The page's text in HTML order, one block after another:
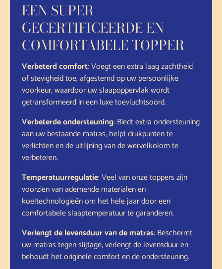
EEN SUPER
GECERTIFICEERDE EN
COMFORTABELE TOPPER
Verbeterd comfort: Voegt een extra laag zachtheid
of stevigheid toe, afgestemd op uw persoonlijke
voorkeur, waardoor uw slaapoppervlak wordt
getransformeerd in een luxe toevluchtsoord.
Verbeterde ondersteuning: Biedt extra ondersteuning
aan uw bestaande matras, helpt drukpunten te
verlichten en de uitlijning van de wervelkolom te
verbeteren.
Temperatuurregulatie: Veel van onze toppers zijn
voorzien van ademende materialen en
koeltechnologieën om het hele jaar door een
comfortabele slaaptemperatuur te garanderen.
Verlengt de levensduur van de matras: Beschermt
uw matras tegen slijtage, verlengt de levensduur en
behoudt het originele comfort en de ondersteuning.